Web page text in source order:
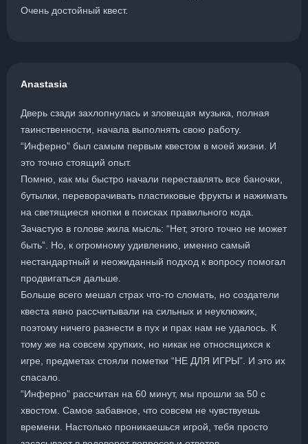
Очень достойный квест.
Anastasia
Дверь сзади захлопнулась и зловещая музыка, полная
таинственности, начала выполнять свою работу.
“Инферно” был самым первым квестом в моей жизни. И
это точно стоящий опыт.
Помню, как мы быстро начали переставлять все баночки,
бутылки, переворачивать пластиковые фрукты и нажимать
на светящиеся кнопки в поисках правильного кода.
Зачастую в голове жила мысль: “Нет, этого точно не может
быть”. Но, к огромному удивлению, именно самый
нестандартный и неожиданный подход к вопросу помогал
продвигаться дальше.
Больше всего мешал страх что-то сломать, но создатели
квеста явно рассчитывали на сильных и неуклюжих,
поэтому ничего разнести в пух и прах нам не удалось. К
тому же на совсем хрупких, но никак не относящихся к
игре, предметах стояли пометки “НЕ ДЛЯ ИГРЫ”. И это их
спасало.
“Инферно” рассчитан на 60 минут, мы прошли за 50 с
хвостом. Самое забавное, что совсем не чувствуешь
времени. Настолько проникаешься игрой, тебя просто